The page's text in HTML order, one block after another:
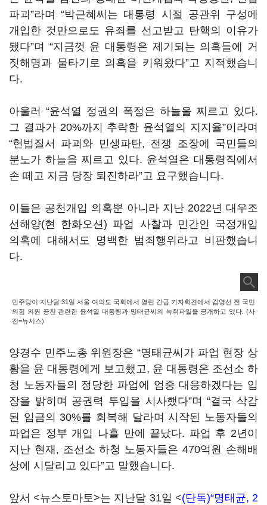
파괴”라며 “박근혜씨는 대통령 시절 공관위 구성에
개입한 것만으로도 유죄를 선고받고 탄핵의 이유가
됐다”며 “지금껏 윤 대통령은 제기되는 의혹들에 거
짓해명과 물타기로 의혹을 키워왔다”고 지적했습니
다.
아울러 “윤석열 정권의 폭정은 하늘을 찌르고 있다.
그 결과가 20%까지 추락한 윤석열의 지지율”이라며
“헌법질서 파괴와 민생파탄, 전쟁 조장에 국민들의
분노가 하늘을 찌르고 있다. 윤석열은 대통령직에서
손 떼고 지금 당장 퇴진하라”고 요구했습니다.
이들은 공천개입 의혹뿐 아니라 지난 2022년 대우조
선해양(현 한화오션) 파업 사찰과 민간인 국정개입
의혹에 대해서도 명백한 범죄행위라고 비판했습니
다.
민주당이 지난달 31일 서울 여의도 국회에서 열린 긴급 기자회견에서 김영선 전 국민
의힘 의원 공천 관련한 윤석열 대통령과 명태균씨의 녹취파일을 공개하고 있다. (사
진=뉴시스)
양경수 민주노총 위원장은 “명태균씨가 파업 현장 상
황을 윤 대통령에게 보고했고, 윤 대통령은 조선소 하
청 노동자들의 정당한 파업에 엄중 대응하겠다는 입
장을 밝히며 공권력 투입을 시사했다”며 “결국 삭감
된 임금의 30%를 회복해 달라며 시작된 노동자들의
파업은 정부 개입 나흘 만에 끝났다. 파업 후 2년이
지난 현재, 조선소 하청 노동자들은 470억원 손해배
상에 시달리고 있다”고 말했습니다.
앞서 <뉴스토마토>는 지난달 31일 <(단독)“명태균, 2